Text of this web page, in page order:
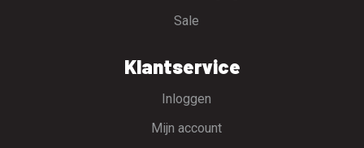
Sale
Klantservice
Inloggen
Mijn account